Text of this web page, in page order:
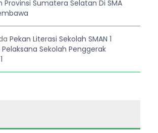
Provinsi Sumatera Selatan Di SMA
Pekan Literasi Sekolah SMAN 1
Sekolah Penggerak